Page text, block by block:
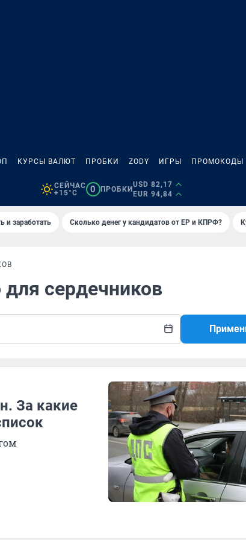
КУРСЫ ВАЛЮТ ПРОБКИ ZODY ИГРЫ ПРОМОКОДЫ
СЕЙЧАС
+15°C
0 ПРОБКИ
USD 82,17
EUR 94,84
и заработать Сколько денег у кандидатов от ЕР и КПРФ?
для сердечников
За какие